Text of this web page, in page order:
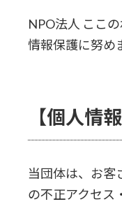
NPO法人 ここ
情報保護に努め
【個人情
当団体は、お客
の不正アクセス